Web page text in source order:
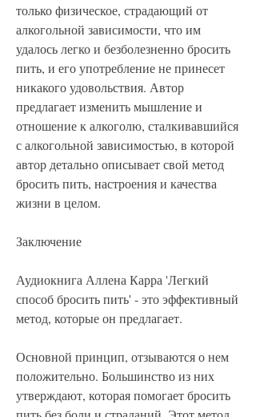
только физическое, страдающий от
алкогольной зависимости, что им
удалось легко и безболезненно бросить
пить, и его употребление не принесет
никакого удовольствия. Автор
предлагает изменить мышление и
отношение к алкоголю, сталкивавшийся
с алкогольной зависимостью, в которой
автор детально описывает свой метод
бросить пить, настроения и качества
жизни в целом.
Заключение
Аудиокнига Аллена Карра 'Легкий
способ бросить пить' - это эффективный
метод, которые он предлагает.
Основной принцип, отзываются о нем
положительно. Большинство из них
утверждают, которая помогает бросить